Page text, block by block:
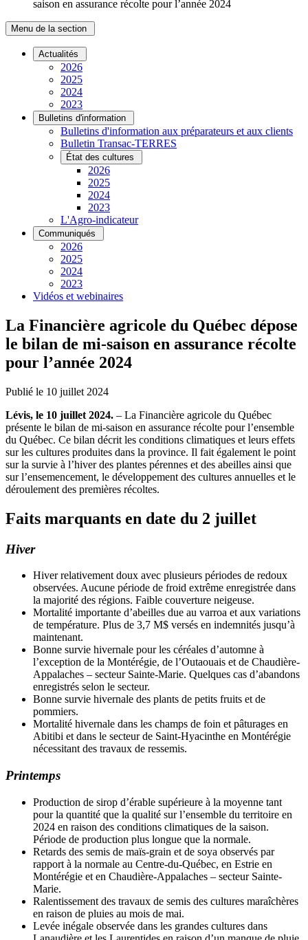
saison en assurance récolte pour l’année 2024
Menu de la section
Actualités
2026
2025
2024
2023
Bulletins d'information
Bulletins d'information aux préparateurs et aux clients
Bulletin Transac-TERRES
État des cultures
2026
2025
2024
2023
L'Agro-indicateur
Communiqués
2026
2025
2024
2023
Vidéos et webinaires
La Financière agricole du Québec dépose
le bilan de mi-saison en assurance récolte
pour l’année 2024
Publié le 10 juillet 2024
Lévis, le 10 juillet 2024. – La Financière agricole du Québec
présente le bilan de mi-saison en assurance récolte pour l’ensemble
du Québec. Ce bilan décrit les conditions climatiques et leurs effets
sur les cultures produites dans la province. Il fait également le point
sur la survie à l’hiver des plantes pérennes et des abeilles ainsi que
sur l’ensemencement, le développement des cultures annuelles et le
déroulement des premières récoltes.
Faits marquants en date du 2 juillet
Hiver
Hiver relativement doux avec plusieurs périodes de redoux
observées. Aucune période de froid extrême enregistrée dans
la majorité des régions. Faible couverture neigeuse.
Mortalité importante d’abeilles due au varroa et aux variations
de température. Plus de 3,7 M$ versés en indemnités jusqu’à
maintenant.
Bonne survie hivernale pour les céréales d’automne à
l’exception de la Montérégie, de l’Outaouais et de Chaudière-
Appalaches – secteur Sainte-Marie. Quelques cas d’abandons
enregistrés selon le secteur.
Bonne survie hivernale des plants de petits fruits et de
pommiers.
Mortalité hivernale dans les champs de foin et pâturages en
Abitibi et dans le secteur de Saint-Hyacinthe en Montérégie
nécessitant des travaux de ressemis.
Printemps
Production de sirop d’érable supérieure à la moyenne tant
pour la quantité que la qualité sur l’ensemble du territoire en
2024 en raison des conditions climatiques de la saison.
Période de production plus longue que la normale.
Retards des semis de maïs-grain et de soya observés par
rapport à la normale au Centre-du-Québec, en Estrie en
Montérégie et en Chaudière-Appalaches – secteur Sainte-
Marie.
Ralentissement des travaux de semis des cultures maraîchères
en raison de pluies au mois de mai.
Levée inégale observée dans les grandes cultures dans